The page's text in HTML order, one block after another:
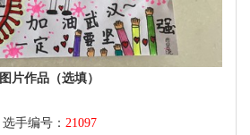
图片作品（选填）
选手编号： 21097